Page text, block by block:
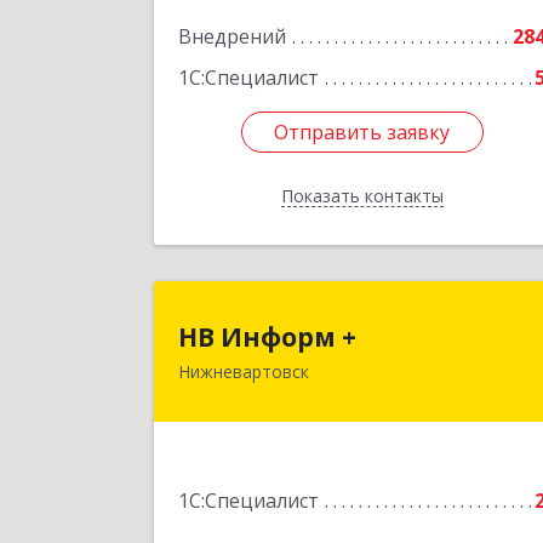
Внедрений
1С:Специалист
Отправить заявку
Показать контакты
54А, строение 1, оф.112,
Отправить заявку
Назад
НВ Информ +
Нижневартовск
1С:Специалист
628611, Ханты-Мансийский АО,